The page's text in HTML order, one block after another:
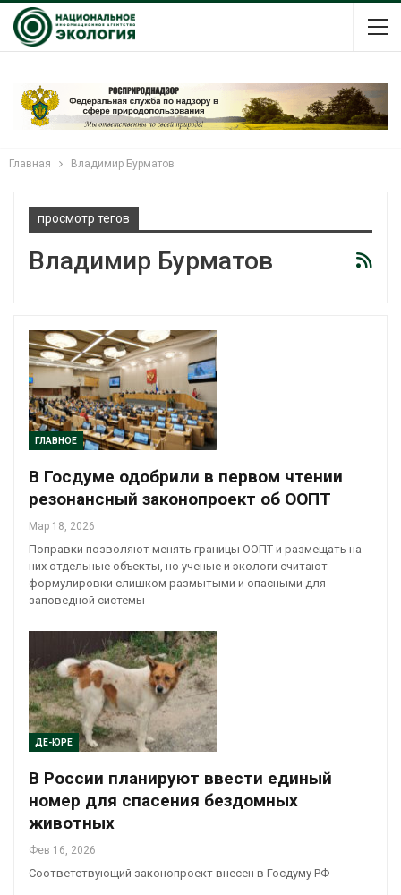
Главная Владимир Бурматов
просмотр тегов
Владимир Бурматов
ГЛАВНОЕ
В Госдуме одобрили в первом чтении
резонансный законопроект об ООПТ
Мар 18, 2026
Поправки позволяют менять границы ООПТ и размещать на
них отдельные объекты, но ученые и экологи считают
формулировки слишком размытыми и опасными для
заповедной системы
ДЕ-ЮРЕ
В России планируют ввести единый
номер для спасения бездомных
животных
Фев 16, 2026
Соответствующий законопроект внесен в Госдуму РФ